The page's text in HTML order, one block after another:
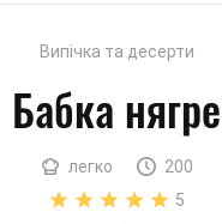
Випічка та десерти
Бабка нягре
легко
200
5